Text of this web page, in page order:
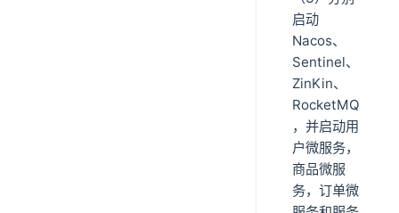
启动
Nacos、
Sentinel、
ZinKin、
RocketMQ
，并启动用
户微服务，
商品微服
务，订单微